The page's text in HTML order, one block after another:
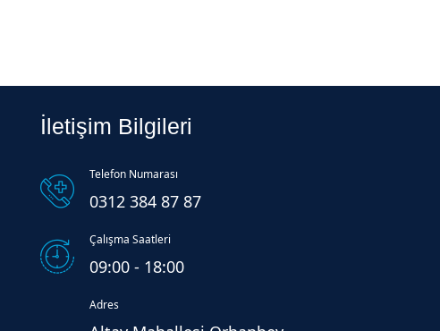
İletişim Bilgileri
Telefon Numarası
0312 384 87 87
Çalışma Saatleri
09:00 - 18:00
Adres